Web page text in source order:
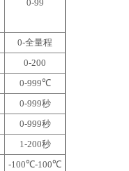
0-99
0-全量程
0-200
0-999℃
0-999秒
0-999秒
1-200秒
-100℃-100℃